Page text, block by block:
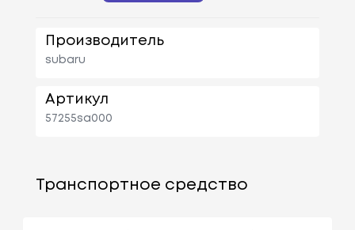
Производитель
subaru
Артикул
57255sa000
Транспортное средство